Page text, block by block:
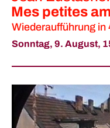
Mes petites
Wiederaufführung in
Sonntag, 9. August,